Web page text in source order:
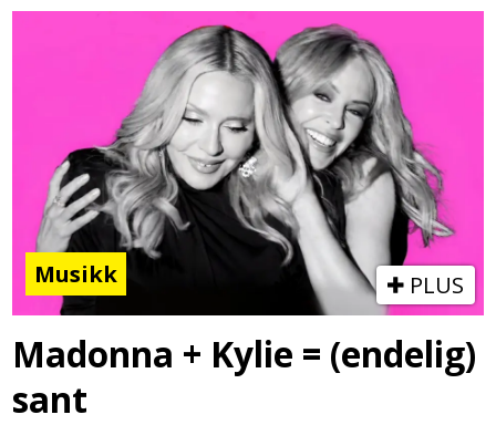
Musikk PLUS
Madonna + Kylie = (endelig)
sant